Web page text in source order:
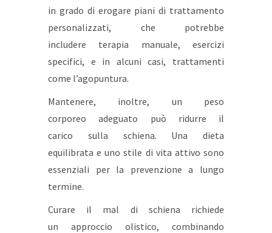
in grado di erogare piani di trattamento
personalizzati, che potrebbe
includere terapia manuale, esercizi
specifici, e in alcuni casi, trattamenti
come l’agopuntura.
Mantenere, inoltre, un peso
corporeo adeguato può ridurre il
carico sulla schiena. Una dieta
equilibrata e uno stile di vita attivo sono
essenziali per la prevenzione a lungo
termine.
Curare il mal di schiena richiede
un approccio olistico, combinando